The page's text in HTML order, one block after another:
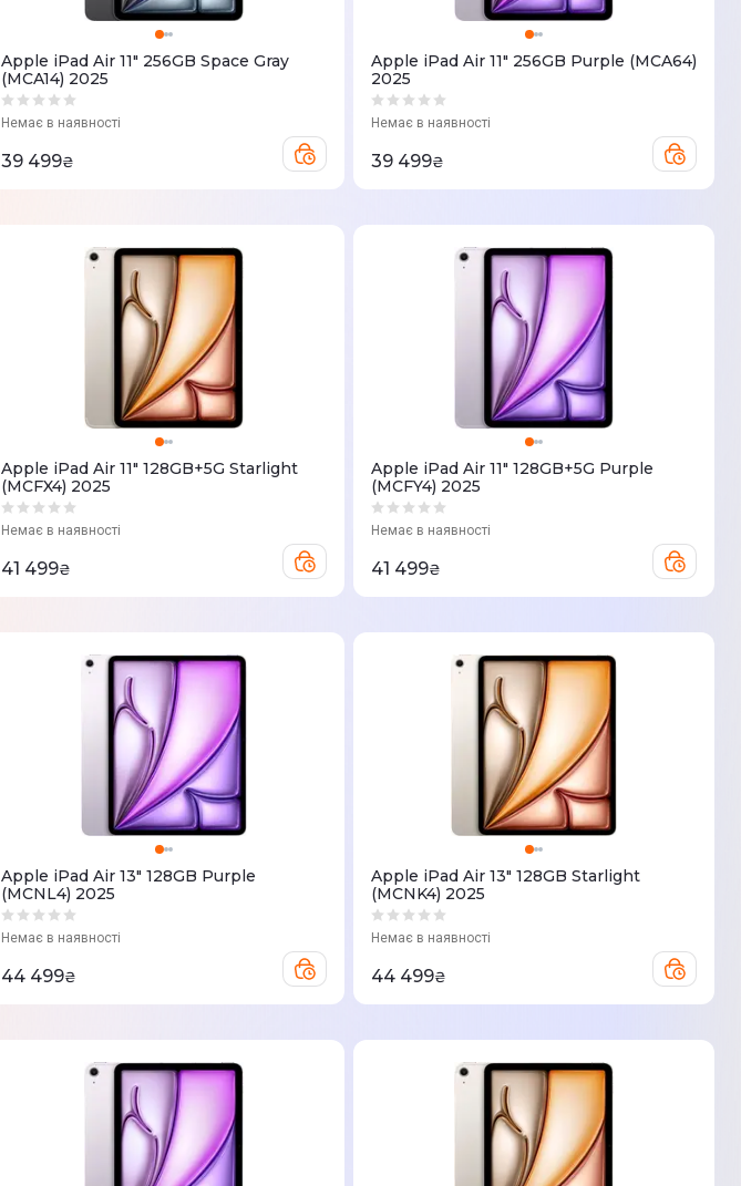
Apple iPad Air 11" 256GB Space Gray
(MCA14) 2025
Немає в наявності
39 499₴
Apple iPad Air 11" 256GB Purple (MCA64)
2025
Немає в наявності
39 499₴
Apple iPad Air 11" 128GB+5G Starlight
(MCFX4) 2025
Немає в наявності
41 499₴
Apple iPad Air 11" 128GB+5G Purple
(MCFY4) 2025
Немає в наявності
41 499₴
Apple iPad Air 13" 128GB Purple
(MCNL4) 2025
Немає в наявності
44 499₴
Apple iPad Air 13" 128GB Starlight
(MCNK4) 2025
Немає в наявності
44 499₴